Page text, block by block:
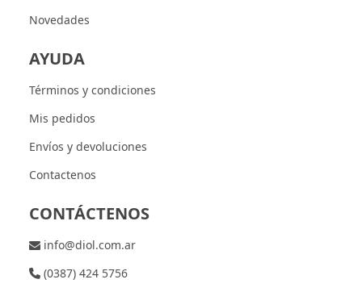
Novedades
AYUDA
Términos y condiciones
Mis pedidos
Envíos y devoluciones
Contactenos
CONTÁCTENOS
info@diol.com.ar
(0387) 424 5756